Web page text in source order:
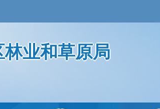
业和草原局